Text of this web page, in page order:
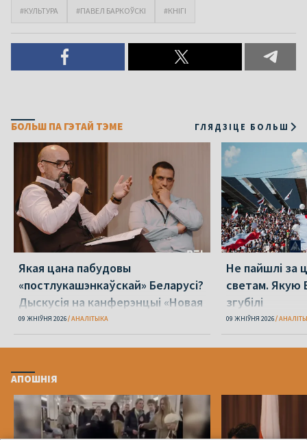
#КУЛЬТУРА #ПАВЕЛ БАРКОЎСКІ #КНІГІ
БОЛЬШ ПА ГЭТАЙ ТЭМЕ ГЛЯДЗІЦЕ БОЛЬШ
Якая цана пабудовы
«постлукашэнкаўскай» Беларусі?
Дыскусія на канферэнцыі «Новая
Беларусь»
09 ЖНІЎНЯ 2026 АНАЛІТЫКА
Не пайшлі за
светам. Якую
згубілі
09 ЖНІЎНЯ 2026
АПОШНІЯ